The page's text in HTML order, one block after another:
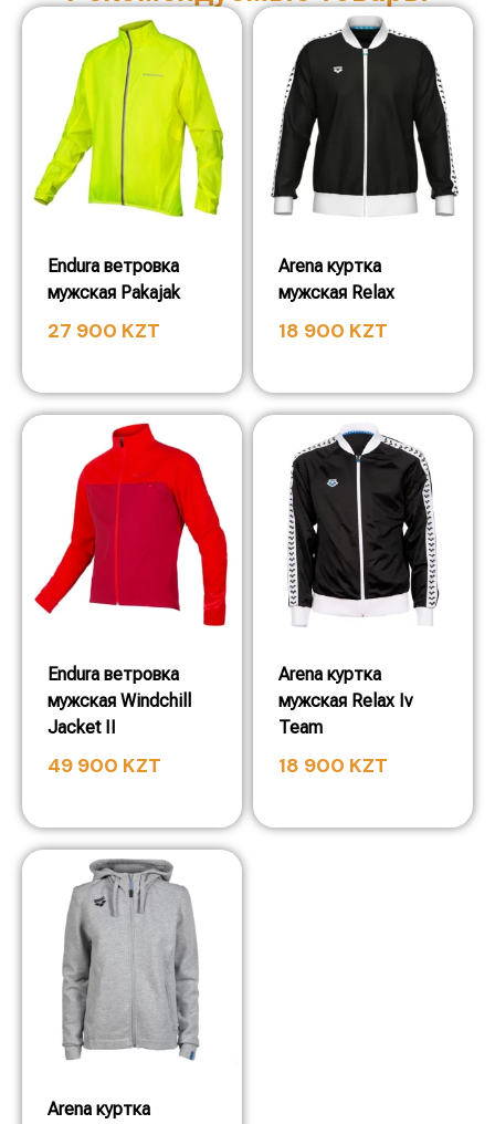
Endura ветровка
мужская Pakajak
27 900 KZT
Arena куртка
мужская Relax
18 900 KZT
Endura ветровка
мужская Windchill
Jacket II
49 900 KZT
Arena куртка
мужская Relax Iv
Team
18 900 KZT
Arena куртка